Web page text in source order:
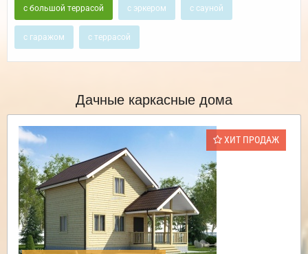
с большой террасой с эркером с сауной
с гаражом с террасой
Дачные каркасные дома
ХИТ ПРОДАЖ